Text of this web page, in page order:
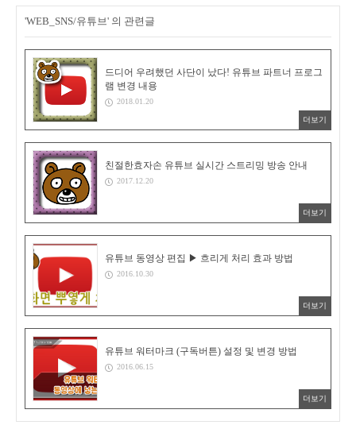
'WEB_SNS/유튜브' 의 관련글
드디어 우려했던 사단이 났다! 유튜브 파트너 프로그
램 변경 내용
2018.01.20
더보기
친절한효자손 유튜브 실시간 스트리밍 방송 안내
2017.12.20
더보기
유튜브 동영상 편집 ▶ 흐리게 처리 효과 방법
2016.10.30
더보기
유튜브 워터마크 (구독버튼) 설정 및 변경 방법
2016.06.15
더보기